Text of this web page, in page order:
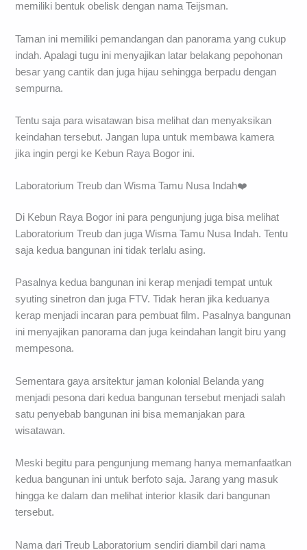
memiliki bentuk obelisk dengan nama Teijsman.
Taman ini memiliki pemandangan dan panorama yang cukup
indah. Apalagi tugu ini menyajikan latar belakang pepohonan
besar yang cantik dan juga hijau sehingga berpadu dengan
sempurna.
Tentu saja para wisatawan bisa melihat dan menyaksikan
keindahan tersebut. Jangan lupa untuk membawa kamera
jika ingin pergi ke Kebun Raya Bogor ini.
Laboratorium Treub dan Wisma Tamu Nusa Indah❤️
Di Kebun Raya Bogor ini para pengunjung juga bisa melihat
Laboratorium Treub dan juga Wisma Tamu Nusa Indah. Tentu
saja kedua bangunan ini tidak terlalu asing.
Pasalnya kedua bangunan ini kerap menjadi tempat untuk
syuting sinetron dan juga FTV. Tidak heran jika keduanya
kerap menjadi incaran para pembuat film. Pasalnya bangunan
ini menyajikan panorama dan juga keindahan langit biru yang
mempesona.
Sementara gaya arsitektur jaman kolonial Belanda yang
menjadi pesona dari kedua bangunan tersebut menjadi salah
satu penyebab bangunan ini bisa memanjakan para
wisatawan.
Meski begitu para pengunjung memang hanya memanfaatkan
kedua bangunan ini untuk berfoto saja. Jarang yang masuk
hingga ke dalam dan melihat interior klasik dari bangunan
tersebut.
Nama dari Treub Laboratorium sendiri diambil dari nama